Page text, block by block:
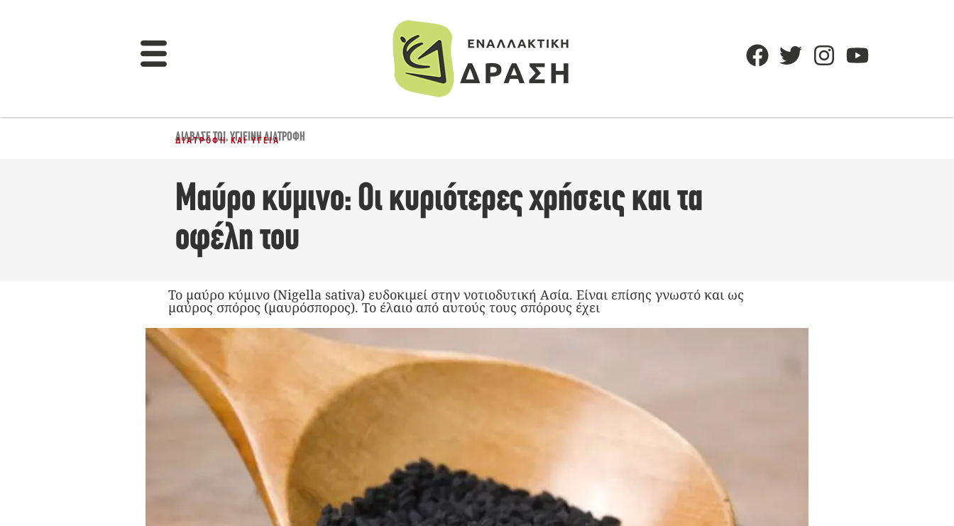
ΔΙΆΒΑΣΈ ΤΟ!,ΥΓΙΕΙΝΉ ΔΙΑΤΡΟΦΉ
ΔΙΑΤΡΟΦΉ ΚΑΙ ΥΓΕΊΑ
Μαύρο κύμινο: Οι κυριότερες χρήσεις και τα
οφέλη του
Το μαύρο κύμινο (Nigella sativa) ευδοκιμεί στην νοτιοδυτική Ασία. Είναι επίσης γνωστό και ως
μαύρος σπόρος (μαυρόσπορος). Το έλαιο από αυτούς τους σπόρους έχει